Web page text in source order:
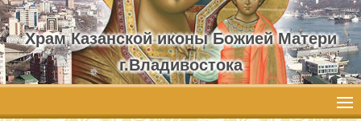
Храм Казанской иконы Божией Матери
г.Владивостока